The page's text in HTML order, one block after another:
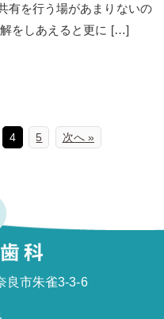
有を行う場があまりないの
をしあえると更に […]
4 5 次へ »
良市朱雀3-3-6